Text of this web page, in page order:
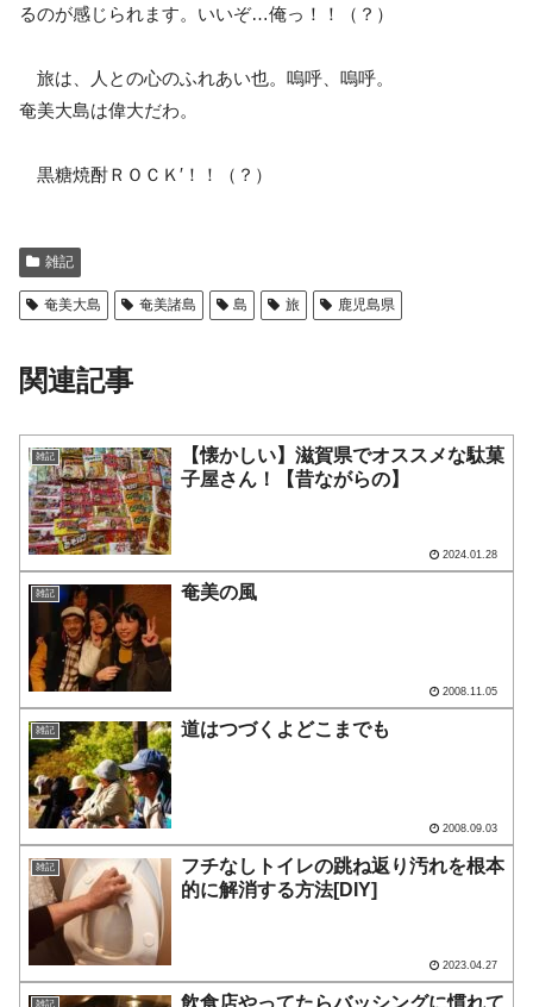
るのが感じられます。いいぞ…俺っ！！（？）
旅は、人との心のふれあい也。嗚呼、嗚呼。
奄美大島は偉大だわ。
黒糖焼酎ＲＯＣＫ′！！（？）
雑記
奄美大島 奄美諸島 島 旅 鹿児島県
関連記事
雑記
【懐かしい】滋賀県でオススメな駄菓
子屋さん！【昔ながらの】
2024.01.28
雑記 奄美の風
2008.11.05
雑記 道はつづくよどこまでも
2008.09.03
雑記
フチなしトイレの跳ね返り汚れを根本
的に解消する方法[DIY]
2023.04.27
雑記
飲食店やってたらバッシングに慣れて